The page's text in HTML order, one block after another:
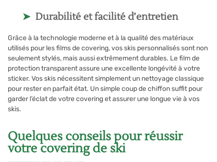
Durabilité et facilité d’entretien
Grâce à la technologie moderne et à la qualité des matériaux
utilisés pour les films de covering, vos skis personnalisés sont non
seulement stylés, mais aussi extrêmement durables. Le film de
protection transparent assure une excellente longévité à votre
sticker. Vos skis nécessitent simplement un nettoyage classique
pour rester en parfait état. Un simple coup de chiffon suffit pour
garder l’éclat de votre covering et assurer une longue vie à vos
skis.
Quelques conseils pour réussir
votre covering de ski